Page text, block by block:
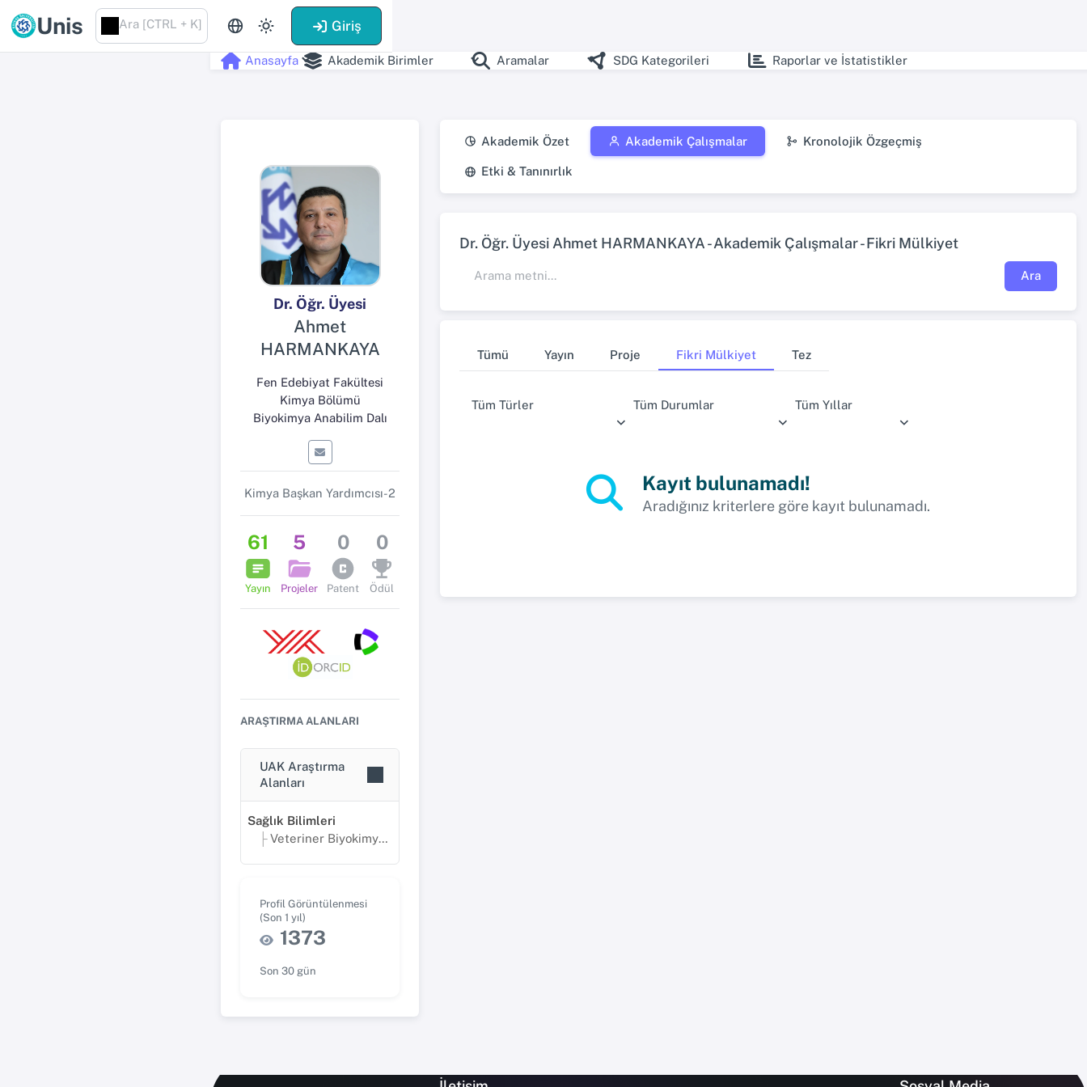
Unis Ara [CTRL + K] Giriş
Anasayfa Akademik Birimler Aramalar SDG Kategorileri Raporlar ve İstatistikler
Dr. Öğr. Üyesi
Ahmet
HARMANKAYA
Fen Edebiyat Fakültesi
Kimya Bölümü
Biyokimya Anabilim Dalı
Kimya Başkan Yardımcısı-2
61
Yayın
5
Projeler
0
Patent
0
Ödül
ARAŞTIRMA ALANLARI
UAK Araştırma
Alanları
Sağlık Bilimleri
Veteriner Biyokimyası
Profil Görüntülenmesi
(Son 1 yıl)
1373
Son 30 gün
Akademik Özet Akademik Çalışmalar Kronolojik Özgeçmiş
Etki & Tanınırlık
Dr. Öğr. Üyesi Ahmet HARMANKAYA - Akademik Çalışmalar - Fikri Mülkiyet
Ara
Tümü Yayın Proje Fikri Mülkiyet Tez
Tüm Türler Tüm Durumlar Tüm Yıllar
Kayıt bulunamadı!
Aradığınız kriterlere göre kayıt bulunamadı.